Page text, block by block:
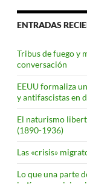
ENTRADAS
Tribus de fuego y
conversación
EEUU formaliza
y antifascistas en
El naturismo
(1890-1936)
Las «crisis»
Lo que una parte